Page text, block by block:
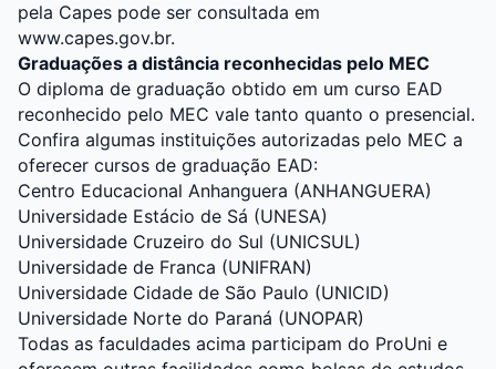
pela Capes pode ser consultada em
www.capes.gov.br.
Graduações a distância reconhecidas pelo MEC
O diploma de graduação obtido em um curso EAD
reconhecido pelo MEC vale tanto quanto o presencial.
Confira algumas instituições autorizadas pelo MEC a
oferecer cursos de graduação EAD:
Centro Educacional Anhanguera (ANHANGUERA)
Universidade Estácio de Sá (UNESA)
Universidade Cruzeiro do Sul (UNICSUL)
Universidade de Franca (UNIFRAN)
Universidade Cidade de São Paulo (UNICID)
Universidade Norte do Paraná (UNOPAR)
Todas as faculdades acima participam do ProUni e